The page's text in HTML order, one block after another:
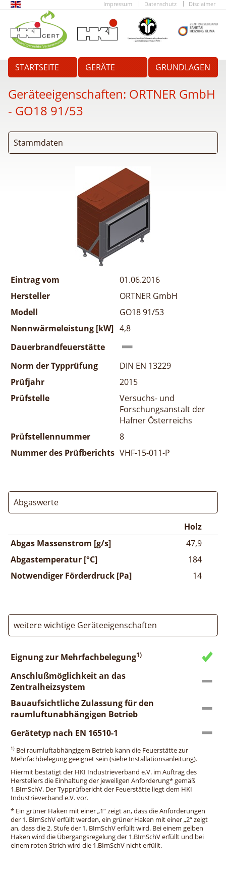
Impressum Datenschutz Disclaimer
STARTSEITE GERÄTE GRUNDLAGEN
Geräteeigenschaften: ORTNER GmbH
- GO18 91/53
Stammdaten
Eintrag vom
01.06.2016
Hersteller
ORTNER GmbH
Modell
GO18 91/53
Nennwärmeleistung [kW] 4,8
Dauerbrandfeuerstätte
Norm der Typprüfung
DIN EN 13229
Prüfjahr
2015
Prüfstelle
Versuchs- und
Forschungsanstalt der
Hafner Österreichs
Prüfstellennummer
8
Nummer des Prüfberichts VHF-15-011-P
Abgaswerte
Holz
Abgas Massenstrom [g/s]
47,9
Abgastemperatur [°C]
184
Notwendiger Förderdruck [Pa]
14
weitere wichtige Geräteeigenschaften
Eignung zur Mehrfachbelegung1)
Anschlußmöglichkeit an das
Zentralheizsystem
Bauaufsichtliche Zulassung für den
raumluftunabhängigen Betrieb
Gerätetyp nach EN 16510-1
1) Bei raumluftabhängigem Betrieb kann die Feuerstätte zur
Mehrfachbelegung geeignet sein (siehe Installationsanleitung).
Hiermit bestätigt der HKI Industrieverband e.V. im Auftrag des
Herstellers die Einhaltung der jeweiligen Anforderung* gemäß
1.BImSchV. Der Typprüfbericht der Feuerstätte liegt dem HKI
Industrieverband e.V. vor.
* Ein grüner Haken mit einer „1“ zeigt an, dass die Anforderungen
der 1. BImSchV erfüllt werden, ein grüner Haken mit einer „2“ zeigt
an, dass die 2. Stufe der 1. BImSchV erfüllt wird. Bei einem gelben
Haken wird die Übergangsregelung der 1.BImSchV erfüllt und bei
einem roten Strich wird die 1.BImSchV nicht erfüllt.